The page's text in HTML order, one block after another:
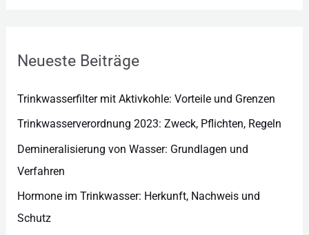
Neueste Beiträge
Trinkwasserfilter mit Aktivkohle: Vorteile und Grenzen
Trinkwasserverordnung 2023: Zweck, Pflichten, Regeln
Demineralisierung von Wasser: Grundlagen und
Verfahren
Hormone im Trinkwasser: Herkunft, Nachweis und
Schutz
r
e
n